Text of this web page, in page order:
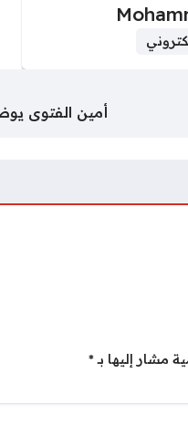
أمين الفتوى
مشار إليها بـ*